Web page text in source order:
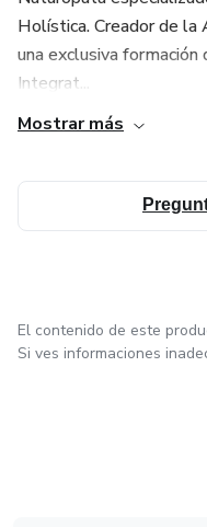
No te quedes sin este
¡No esperes más y
la belleza natural!
Holística. Creador de la
una exclusiva
Integrat...
Mostrar más
El contenido de este
Si ves informaciones